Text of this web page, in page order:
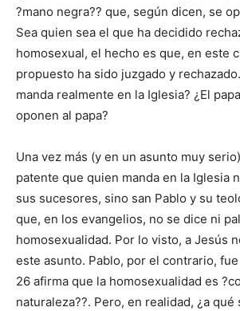
?mano negra?? que, según dicen, se
Sea quien sea el que ha decidido
homosexual, el hecho es que, en este
propuesto ha sido juzgado y
manda realmente en la Iglesia? ¿El
oponen al papa?
Una vez más (y en un asunto muy
patente que quien manda en la Iglesia
sus sucesores, sino san Pablo y su
que, en los evangelios, no se dice ni
homosexualidad. Por lo visto, a Jesús
este asunto. Pablo, por el contrario, fue
26 afirma que la homosexualidad es
naturaleza??. Pero, en realidad, ¿a qué